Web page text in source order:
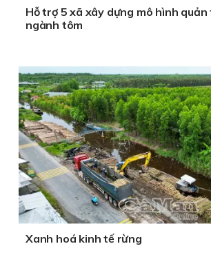
Hỗ trợ 5 xã xây dựng mô hình
ngành tôm
Xanh hoá kinh tế rừng